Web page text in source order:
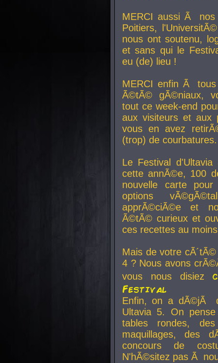
MERCI aussi Ã nos
Poitiers,
nous ont soutenu,
et sans qui le
eu (de) lieu !
MERCI enfin Ã
Ã©tÃ© gÃ©niaux,
tout ce week-end
aux visiteurs et aux
vous en avez
(trop) de courbatures.
Le Festival
cette annÃ©e, 100
nouvelle carte
options
apprÃ©ciÃ©e et
Ã©tÃ© curieux et
ces recettes au
Mais de votre
4 ? Nous avons
vous nous disiez
Festival
Enfin, on a dÃ©jÃ
Ultavia 5. On
tables rondes,
maquillages, des
concours de
N'hÃ©sitez pas Ã